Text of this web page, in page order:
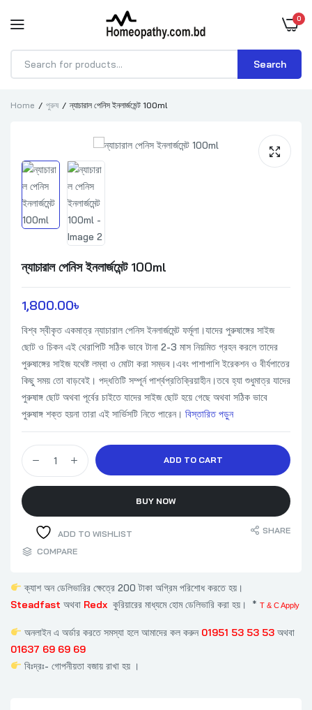
0
Products
Search
Home পুরুষ ন্যাচারাল পেনিস ইনলার্জমেন্ট 100ml
ন্যাচারাল পেনিস ইনলার্জমেন্ট 100ml
1,800.00৳
বিশ্ব স্বীকৃত একমাত্র ন্যাচারাল পেনিস ইনলার্জমেন্ট ফর্মূলা।যাদের পুরুষাঙ্গের সাইজ
ছোট ও চিকন এই থেরাপিটি সঠিক ভাবে টানা 2-3 মাস নিয়মিত গ্রহন করলে তাদের
পুরুষাঙ্গের সাইজ যথেষ্ট লম্বা ও মোটা করা সম্ভব।এবং পাশাপাশি ইরেকশন ও বীর্যপাতের
কিছু সময় তো বাড়বেই। পদ্ধতিটি সম্পূর্ন পার্শ্বপ্রতিক্রিয়াহীন।তবে হ্যা শুধুমাত্র যাদের
পুরুষাঙ্গ ছোট অথবা পূর্বের চাইতে যাদের সাইজ ছোট হয়ে গেছে অথবা সঠিক ভাবে
পুরুষাঙ্গ শক্ত হয়না তারা এই সার্ভিসটি নিতে পারেন। বিস্তারিত পড়ুন
ন্যাচারাল পেনিস ইনলার্জমেন্ট 100ml quantity
ADD TO CART
BUY NOW
ADD TO WISHLIST
SHARE
COMPARE
ক্যাশ অন ডেলিভারির ক্ষেত্রে 200 টাকা অগ্রিম পরিশোধ করতে হয়।
Steadfast অথবা Redx কুরিয়ারের মাধ্যমে হোম ডেলিভারি করা হয়। * T & C Apply
অনলাইন এ অর্ডার করতে সমস্যা হলে আমাদের কল করুন 01951 53 53 53অথবা
01637 69 69 69
বিঃদ্রঃ- গোপনীয়তা বজায় রাখা হয় ।